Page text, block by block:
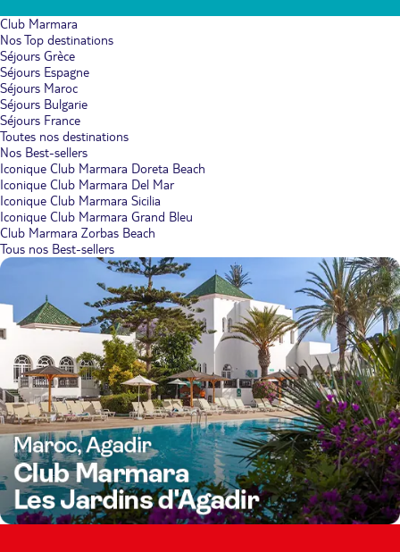
Club Marmara
Nos Top destinations
Séjours Grèce
Séjours Espagne
Séjours Maroc
Séjours Bulgarie
Séjours France
Toutes nos destinations
Nos Best-sellers
Iconique Club Marmara Doreta Beach
Iconique Club Marmara Del Mar
Iconique Club Marmara Sicilia
Iconique Club Marmara Grand Bleu
Club Marmara Zorbas Beach
Tous nos Best-sellers